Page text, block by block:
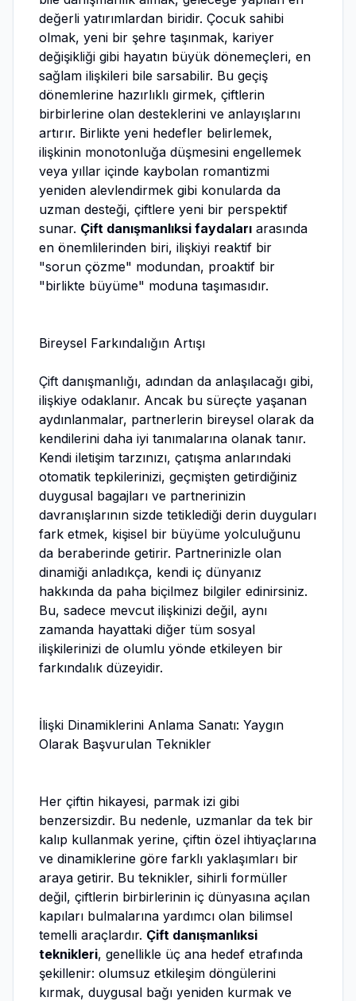
değerli yatırımlardan biridir. Çocuk sahibi
olmak, yeni bir şehre taşınmak, kariyer
değişikliği gibi hayatın büyük dönemeçleri, en
sağlam ilişkileri bile sarsabilir. Bu geçiş
dönemlerine hazırlıklı girmek, çiftlerin
birbirlerine olan desteklerini ve anlayışlarını
artırır. Birlikte yeni hedefler belirlemek,
ilişkinin monotonluğa düşmesini engellemek
veya yıllar içinde kaybolan romantizmi
yeniden alevlendirmek gibi konularda da
uzman desteği, çiftlere yeni bir perspektif
sunar. Çift danışmanlıksi faydaları arasında
en önemlilerinden biri, ilişkiyi reaktif bir
"sorun çözme" modundan, proaktif bir
"birlikte büyüme" moduna taşımasıdır.
Bireysel Farkındalığın Artışı
Çift danışmanlığı, adından da anlaşılacağı gibi,
ilişkiye odaklanır. Ancak bu süreçte yaşanan
aydınlanmalar, partnerlerin bireysel olarak da
kendilerini daha iyi tanımalarına olanak tanır.
Kendi iletişim tarzınızı, çatışma anlarındaki
otomatik tepkilerinizi, geçmişten getirdiğiniz
duygusal bagajları ve partnerinizin
davranışlarının sizde tetiklediği derin duyguları
fark etmek, kişisel bir büyüme yolculuğunu
da beraberinde getirir. Partnerinizle olan
dinamiği anladıkça, kendi iç dünyanız
hakkında da paha biçilmez bilgiler edinirsiniz.
Bu, sadece mevcut ilişkinizi değil, aynı
zamanda hayattaki diğer tüm sosyal
ilişkilerinizi de olumlu yönde etkileyen bir
farkındalık düzeyidir.
İlişki Dinamiklerini Anlama Sanatı: Yaygın
Olarak Başvurulan Teknikler
Her çiftin hikayesi, parmak izi gibi
benzersizdir. Bu nedenle, uzmanlar da tek bir
kalıp kullanmak yerine, çiftin özel ihtiyaçlarına
ve dinamiklerine göre farklı yaklaşımları bir
araya getirir. Bu teknikler, sihirli formüller
değil, çiftlerin birbirlerinin iç dünyasına açılan
kapıları bulmalarına yardımcı olan bilimsel
temelli araçlardır. Çift danışmanlıksi
teknikleri, genellikle üç ana hedef etrafında
şekillenir: olumsuz etkileşim döngülerini
kırmak, duygusal bağı yeniden kurmak ve